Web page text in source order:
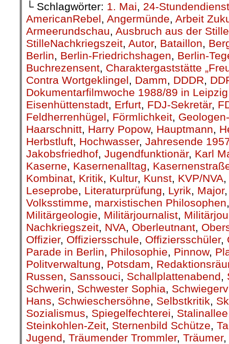
└ Schlagwörter: 1. Mai, 24-Stundendienst
AmericanRebel, Angermünde, Arbeit
Armeerundschau, Ausbruch aus der Stille
StilleNachkriegszeit, Autor, Bataillon,
Berlin, Berlin-Friedrichshagen, Berlin-
Buchrezensent, Charaktergaststätte
Contra Wortgeklingel, Damm, DDDR,
Dokumentarfilmwoche 1988/89 in Leipzig
Eisenhüttenstadt, Erfurt, FDJ-Sekretär,
Feldherrenhügel, Förmlichkeit,
Haarschnitt, Harry Popow, Hauptmann,
Herbstluft, Hochwasser, Jahresende
Jakobsfriedhof, Jugendfunktionär, Karl
Kaserne, Kasernenalltag,
Kombinat, Kritik, Kultur, Kunst, KVP/NVA,
Leseprobe, Literaturprüfung, Lyrik, Major
Volksstimme, marxistischen Philosophen
Militärgeologie, Militärjournalist,
Nachkriegszeit, NVA, Oberleutnant,
Offizier, Offiziersschule, Offiziersschüler,
Parade in Berlin, Philosophie, Pinnow,
Politverwaltung, Potsdam,
Russen, Sanssouci, Schallplattenabend,
Schwerin, Schwester Sophia,
Hans, Schwieschersöhne, Selbstkritik,
Sozialismus, Spiegelfechterei, Stalinallee
Steinkohlen-Zeit, Sternenbild Schütze,
Jugend, Träumender Trommler, Träumer,